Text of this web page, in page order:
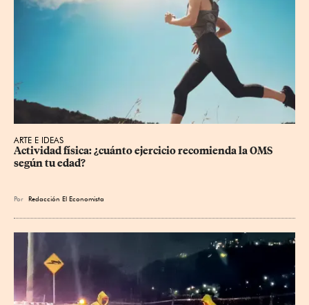
ARTE E IDEAS
Actividad física: ¿cuánto ejercicio recomienda la OMS
según tu edad?
Por Redacción El Economista